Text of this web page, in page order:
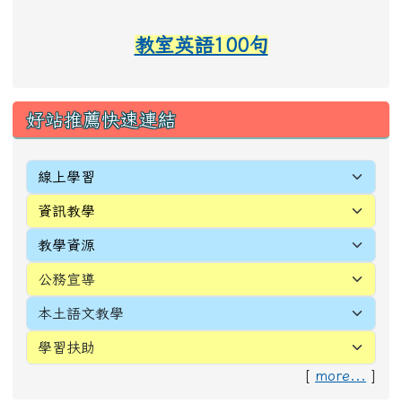
教室英語100句
好站推薦快速連結
[ more... ]